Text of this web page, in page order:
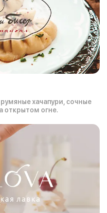
хачапури, сочные
открытом огне.